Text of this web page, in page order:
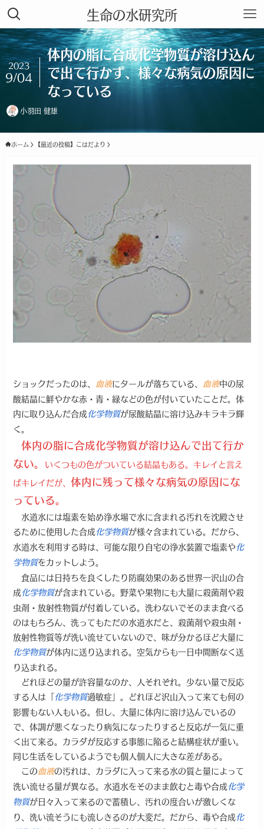
生命の水研究所
体内の脂に合成化学物質が溶け込ん
で出て行かず、様々な病気の原因に
なっている
2023
9/04
小羽田 健雄
ホーム 【最近の投稿】こはだより
ショックだったのは、 血液にタールが落ちている、 血液中の尿
酸結晶に鮮やかな赤・青・緑などの色が付いていたことだ。体
内に取り込んだ合成化学物質が尿酸結晶に溶け込みキラキラ輝
く。
体内の脂に合成化学物質が溶け込んで出て行か
ない。
いくつもの色がついている結晶もある。キレイと言え
ばキレイだが、体内に残って様々な病気の原因にな
っている。
水道水には塩素を始め浄水場で水に含まれる汚れを沈殿させ
るために使用した合成化学物質が様々含まれている。だから、
水道水を利用する時は、可能な限り自宅の浄水装置で塩素や化
学物質をカットしよう。
食品には日持ちを良くしたり防腐効果のある世界一沢山の合
成化学物質が含まれている。野菜や果物にも大量に殺菌剤や殺
虫剤・放射性物質が付着している。洗わないでそのまま食べる
のはもちろん、洗ってもただの水道水だと、殺菌剤や殺虫剤・
放射性物質等が洗い流せていないので、味が分かるほど大量に
化学物質が体内に送り込まれる。空気からも一日中間断なく送
り込まれる。
どれほどの量が許容量なのか、人それぞれ。少ない量で反応
する人は「化学物質過敏症」。どれほど沢山入って来ても何の
影響もない人もいる。但し、大量に体内に溶け込んでいるの
で、体調が悪くなったり病気になったりすると反応が一気に重
く出て来る。カラダが反応する事態に陥ると結構症状が重い。
同じ生活をしているようでも個人個人に大きな差がある。
この血液の汚れは、カラダに入って来る水の質と量によって
洗い流せる量が異なる。水道水をそのまま飲むと毒や合成化学
物質が日々入って来るので蓄積し、汚れの度合いが激しくな
り、洗い流そうにも流しきるのが大変だ。だから、毒や合成化